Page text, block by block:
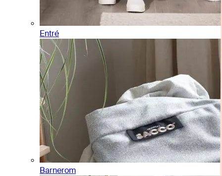
Entré
Barnerom